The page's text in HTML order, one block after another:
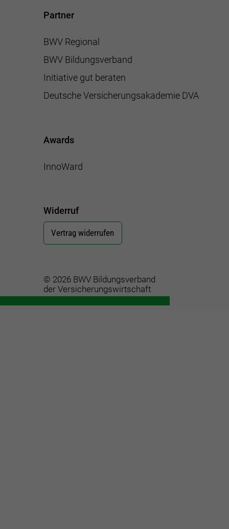
Partner
BWV Regional
BWV Bildungsverband
Initiative gut beraten
Deutsche Versicherungsakademie DVA
Awards
InnoWard
Widerruf
Vertrag widerrufen
© 2026 BWV Bildungsverband
der Versicherungswirtschaft